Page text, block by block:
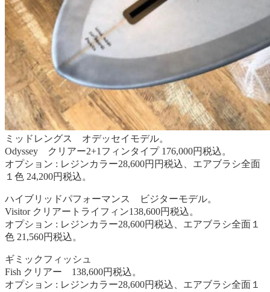
ミッドレングス オデッセイモデル。
Odyssey クリアー2+1フィンタイプ 176,000円税込。
オプション : レジンカラー28,600円円税込、エアブラシ全面
１色 24,200円税込。
ハイブリッドパフォーマンス ビジターモデル。
Visitor クリアートライフィン138,600円税込。
オプション : レジンカラー28,600円税込、エアブラシ全面１
色 21,560円税込。
ギミックフィッシュ
Fish クリアー 138,600円税込。
オプション : レジンカラー28,600円税込、エアブラシ全面１